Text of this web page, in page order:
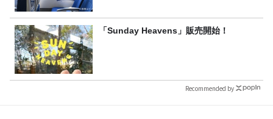
「Sunday Heavens」販売開始！
Recommended by